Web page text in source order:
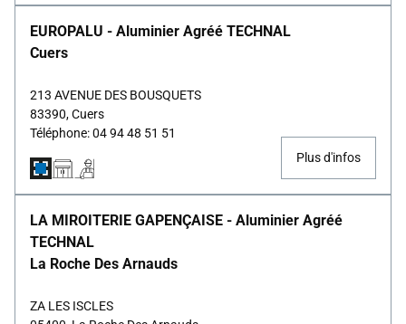
EUROPALU - Aluminier Agréé TECHNAL
Cuers
213 AVENUE DES BOUSQUETS
83390, Cuers
Téléphone: 04 94 48 51 51
Plus d'infos
LA MIROITERIE GAPENÇAISE - Aluminier Agréé
TECHNAL
La Roche Des Arnauds
ZA LES ISCLES